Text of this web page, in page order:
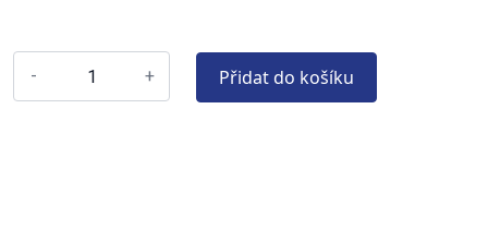
- + Přidat do košíku